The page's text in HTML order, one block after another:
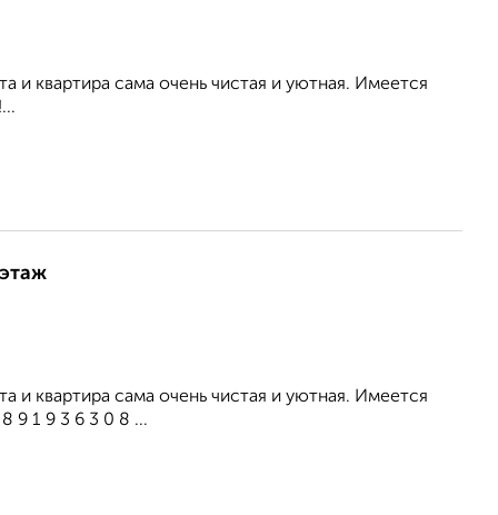
и квартира сама очень чистая и уютная. Имеется
и квартира сама очень чистая и уютная. Имеется
9 1 9 3 6 3 0 8 ...